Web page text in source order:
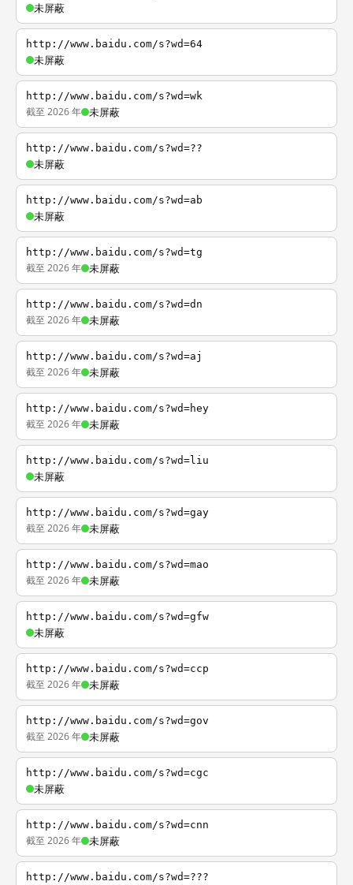
未屏蔽
http://www.baidu.com/s?wd=64
未屏蔽
http://www.baidu.com/s?wd=wk
截至 2026 年 未屏蔽
http://www.baidu.com/s?wd=??
未屏蔽
http://www.baidu.com/s?wd=ab
未屏蔽
http://www.baidu.com/s?wd=tg
截至 2026 年 未屏蔽
http://www.baidu.com/s?wd=dn
截至 2026 年 未屏蔽
http://www.baidu.com/s?wd=aj
截至 2026 年 未屏蔽
http://www.baidu.com/s?wd=hey
截至 2026 年 未屏蔽
http://www.baidu.com/s?wd=liu
未屏蔽
http://www.baidu.com/s?wd=gay
截至 2026 年 未屏蔽
http://www.baidu.com/s?wd=mao
截至 2026 年 未屏蔽
http://www.baidu.com/s?wd=gfw
未屏蔽
http://www.baidu.com/s?wd=ccp
截至 2026 年 未屏蔽
http://www.baidu.com/s?wd=gov
截至 2026 年 未屏蔽
http://www.baidu.com/s?wd=cgc
未屏蔽
http://www.baidu.com/s?wd=cnn
截至 2026 年 未屏蔽
http://www.baidu.com/s?wd=???